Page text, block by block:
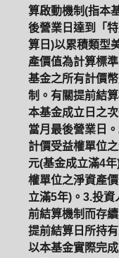
算啟動機制(指本
後營業日達到「
算日)以累積類型
產價值為計算標
基金之所有計價
制。有關提前結
本基金成立日之
當月最後營業日
計價受益權單位
元(基金成立滿4
權單位之淨資產
立滿5年)。3.投
前結算機制而存
提前結算日所持
以本基金實際完